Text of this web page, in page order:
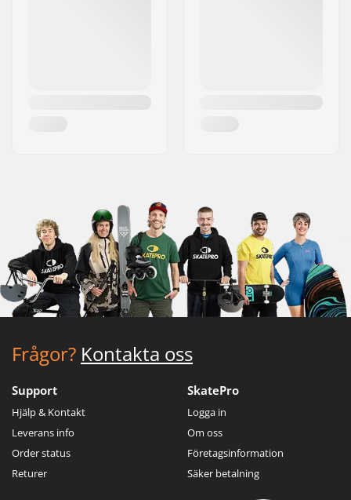
Frågor? Kontakta oss
Support
Hjälp & Kontakt
Leverans info
Order status
Returer
SkatePro
Logga in
Om oss
Företagsinformation
Säker betalning